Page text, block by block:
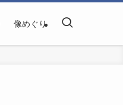
像めぐり